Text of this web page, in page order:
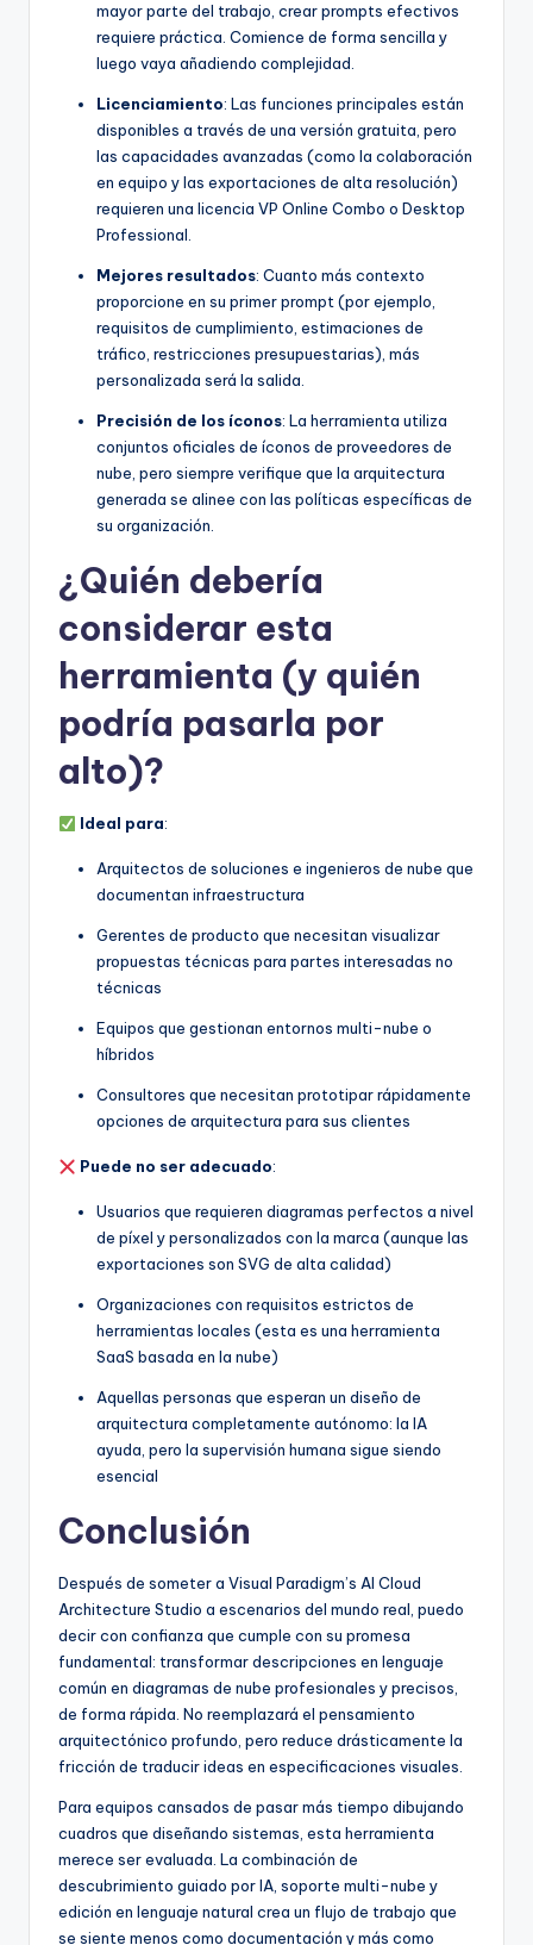
mayor parte del trabajo, crear prompts efectivos
requiere práctica. Comience de forma sencilla y
luego vaya añadiendo complejidad.
Licenciamiento: Las funciones principales están
disponibles a través de una versión gratuita, pero
las capacidades avanzadas (como la colaboración
en equipo y las exportaciones de alta resolución)
requieren una licencia VP Online Combo o Desktop
Professional.
Mejores resultados: Cuanto más contexto
proporcione en su primer prompt (por ejemplo,
requisitos de cumplimiento, estimaciones de
tráfico, restricciones presupuestarias), más
personalizada será la salida.
Precisión de los íconos: La herramienta utiliza
conjuntos oficiales de íconos de proveedores de
nube, pero siempre verifique que la arquitectura
generada se alinee con las políticas específicas de
su organización.
¿Quién debería
considerar esta
herramienta (y quién
podría pasarla por
alto)?
Ideal para:
Arquitectos de soluciones e ingenieros de nube que
documentan infraestructura
Gerentes de producto que necesitan visualizar
propuestas técnicas para partes interesadas no
técnicas
Equipos que gestionan entornos multi-nube o
híbridos
Consultores que necesitan prototipar rápidamente
opciones de arquitectura para sus clientes
Puede no ser adecuado:
Usuarios que requieren diagramas perfectos a nivel
de píxel y personalizados con la marca (aunque las
exportaciones son SVG de alta calidad)
Organizaciones con requisitos estrictos de
herramientas locales (esta es una herramienta
SaaS basada en la nube)
Aquellas personas que esperan un diseño de
arquitectura completamente autónomo: la IA
ayuda, pero la supervisión humana sigue siendo
esencial
Conclusión
Después de someter a Visual Paradigm’s AI Cloud
Architecture Studio a escenarios del mundo real, puedo
decir con confianza que cumple con su promesa
fundamental: transformar descripciones en lenguaje
común en diagramas de nube profesionales y precisos,
de forma rápida. No reemplazará el pensamiento
arquitectónico profundo, pero reduce drásticamente la
fricción de traducir ideas en especificaciones visuales.
Para equipos cansados de pasar más tiempo dibujando
cuadros que diseñando sistemas, esta herramienta
merece ser evaluada. La combinación de
descubrimiento guiado por IA, soporte multi-nube y
edición en lenguaje natural crea un flujo de trabajo que
se siente menos como documentación y más como